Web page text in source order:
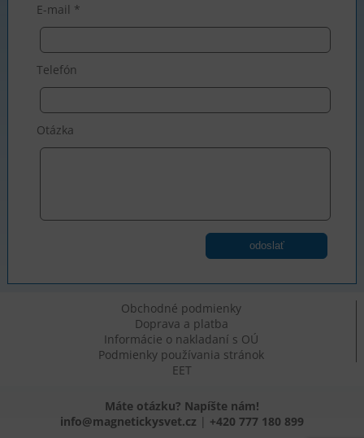
E-mail *
Telefón
Otázka
odoslať
Obchodné podmienky
Doprava a platba
Informácie o nakladaní s OÚ
Podmienky používania stránok
EET
Máte otázku? Napíšte nám!
info@magnetickysvet.cz | +420 777 180 899